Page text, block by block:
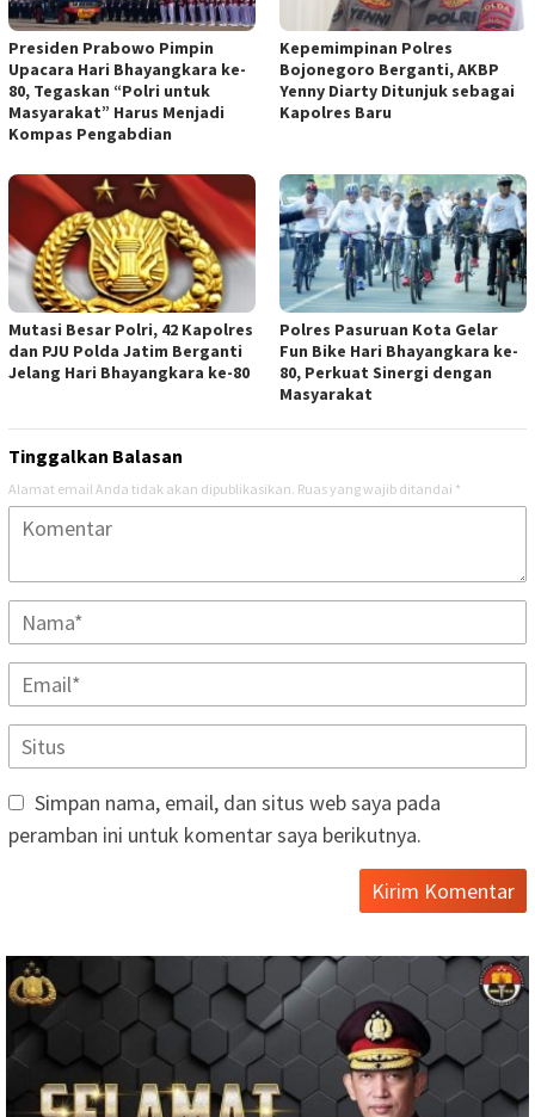
Presiden Prabowo Pimpin
Upacara Hari Bhayangkara ke-
80, Tegaskan “Polri untuk
Masyarakat” Harus Menjadi
Kompas Pengabdian
Kepemimpinan Polres
Bojonegoro Berganti, AKBP
Yenny Diarty Ditunjuk sebagai
Kapolres Baru
Mutasi Besar Polri, 42 Kapolres
dan PJU Polda Jatim Berganti
Jelang Hari Bhayangkara ke-80
Polres Pasuruan Kota Gelar
Fun Bike Hari Bhayangkara ke-
80, Perkuat Sinergi dengan
Masyarakat
Tinggalkan Balasan
Alamat email Anda tidak akan dipublikasikan. Ruas yang wajib ditandai *
Simpan nama, email, dan situs web saya pada
peramban ini untuk komentar saya berikutnya.